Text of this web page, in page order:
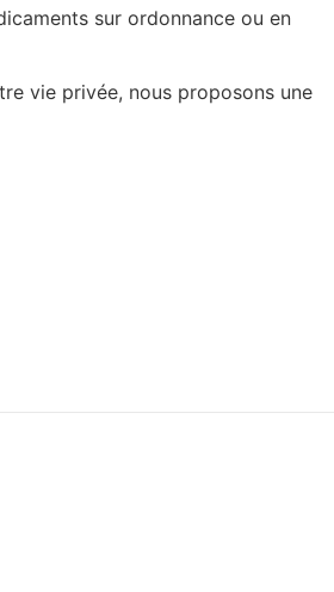
sur ordonnance ou en
vie privée, nous proposons une